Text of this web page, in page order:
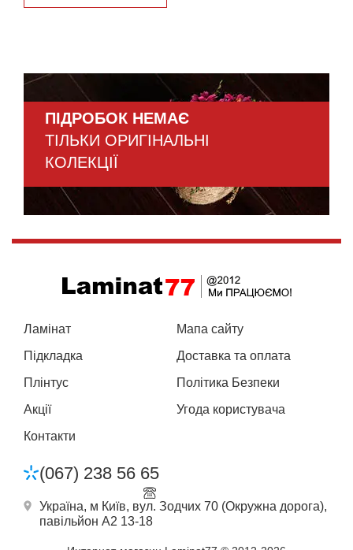
ПІДРОБОК НЕМАЄ
ТІЛЬКИ ОРИГІНАЛЬНІ
КОЛЕКЦІЇ
Ламінат
Підкладка
Плінтус
Акції
Контакти
Мапа сайту
Доставка та оплата
Політика Безпеки
Угода користувача
(067) 238 56 65
Україна, м Київ, вул. Зодчих 70 (Окружна дорога),
павільйон А2 13-18